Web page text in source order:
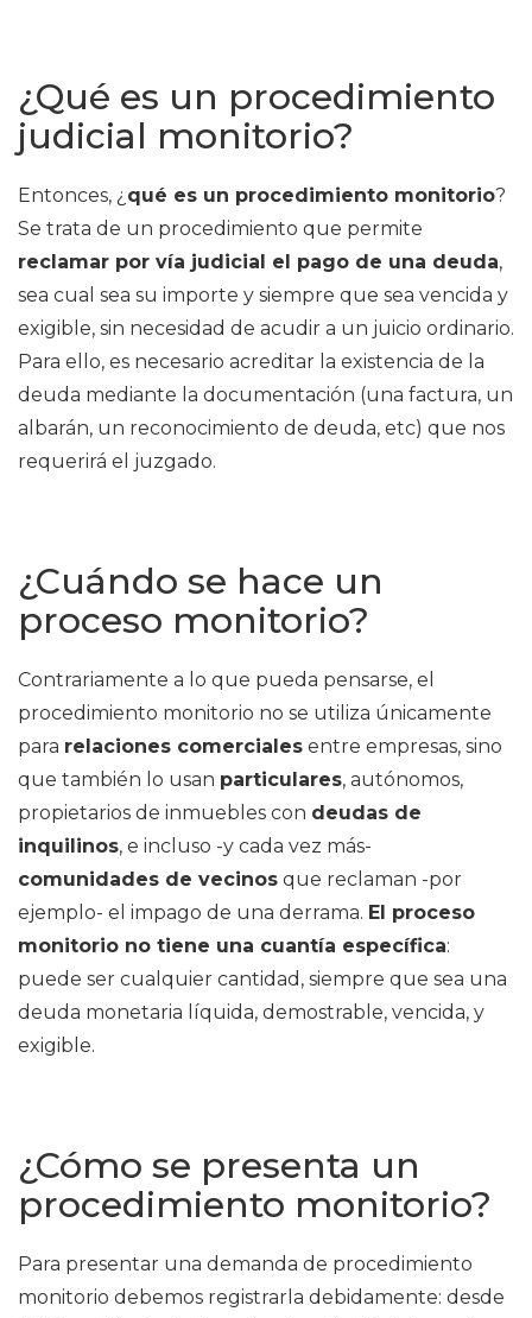
¿Qué es un procedimiento
judicial monitorio?
Entonces, ¿ qué es un procedimiento monitorio?
Se trata de un procedimiento que permite
reclamar por vía judicial el pago de una deuda,
sea cual sea su importe y siempre que sea vencida y
exigible, sin necesidad de acudir a un juicio ordinario.
Para ello, es necesario acreditar la existencia de la
deuda mediante la documentación (una factura, un
albarán, un reconocimiento de deuda, etc) que nos
requerirá el juzgado.
¿Cuándo se hace un
proceso monitorio?
Contrariamente a lo que pueda pensarse, el
procedimiento monitorio no se utiliza únicamente
para relaciones comerciales entre empresas, sino
que también lo usan particulares, autónomos,
propietarios de inmuebles con deudas de
inquilinos, e incluso -y cada vez más-
comunidades de vecinos que reclaman -por
ejemplo- el impago de una derrama. El proceso
monitorio no tiene una cuantía específica:
puede ser cualquier cantidad, siempre que sea una
deuda monetaria líquida, demostrable, vencida, y
exigible.
¿Cómo se presenta un
procedimiento monitorio?
Para presentar una demanda de procedimiento
monitorio debemos registrarla debidamente: desde